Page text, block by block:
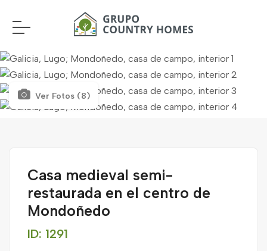
Ver Fotos (8)
Casa medieval semi-
restaurada en el centro de
Mondoñedo
ID: 1291